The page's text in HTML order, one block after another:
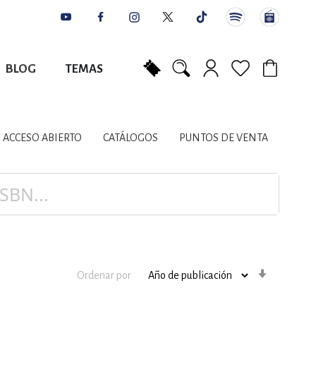
BLOG TEMAS
LITERARIOS
PLANIFICACIÓN
ACCESO ABIERTO CATÁLOGOS PUNTOS DE VENTA
Ordenar por